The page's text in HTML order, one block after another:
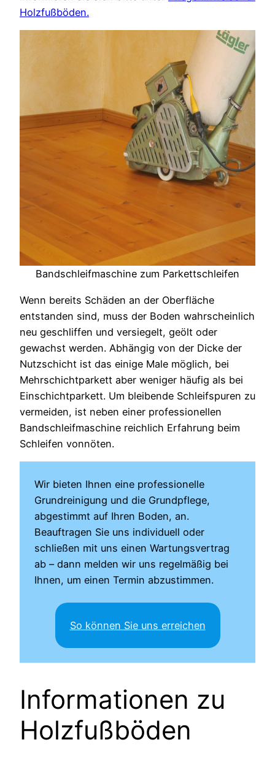
Holzfußböden.
Bandschleifmaschine zum Parkettschleifen
Wenn bereits Schäden an der Oberfläche
entstanden sind, muss der Boden wahrscheinlich
neu geschliffen und versiegelt, geölt oder
gewachst werden. Abhängig von der Dicke der
Nutzschicht ist das einige Male möglich, bei
Mehrschichtparkett aber weniger häufig als bei
Einschichtparkett. Um bleibende Schleifspuren zu
vermeiden, ist neben einer professionellen
Bandschleifmaschine reichlich Erfahrung beim
Schleifen vonnöten.
Wir bieten Ihnen eine professionelle
Grundreinigung und die Grundpflege,
abgestimmt auf Ihren Boden, an.
Beauftragen Sie uns individuell oder
schließen mit uns einen Wartungsvertrag
ab – dann melden wir uns regelmäßig bei
Ihnen, um einen Termin abzustimmen.
So können Sie uns erreichen
Informationen zu
Holzfußböden